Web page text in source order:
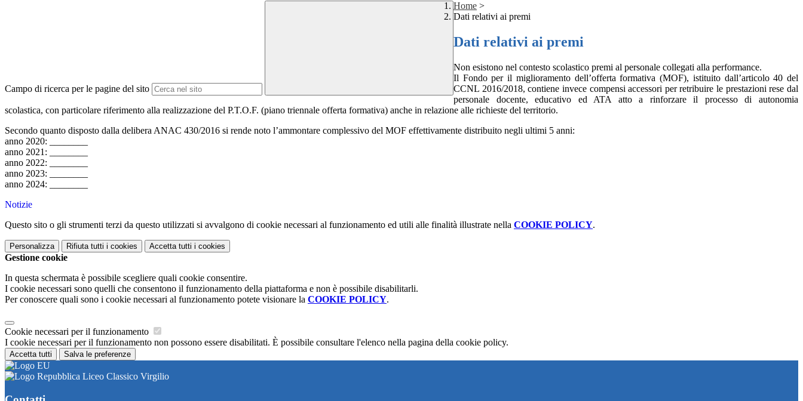
Campo di ricerca per le pagine del sito
Home >
Dati relativi ai premi
Dati relativi ai premi
Non esistono nel contesto scolastico premi al personale collegati alla performance.
Il Fondo per il miglioramento dell’offerta formativa (MOF), istituito dall’articolo 40 del
CCNL 2016/2018, contiene invece compensi accessori per retribuire le prestazioni rese dal
personale docente, educativo ed ATA atto a rinforzare il processo di autonomia
scolastica, con particolare riferimento alla realizzazione del P.T.O.F. (piano triennale offerta formativa) anche in relazione alle richieste del territorio.
Secondo quanto disposto dalla delibera ANAC 430/2016 si rende noto l’ammontare complessivo del MOF effettivamente distribuito negli ultimi 5 anni:
anno 2020: ________
anno 2021: ________
anno 2022: ________
anno 2023: ________
anno 2024: ________
Notizie
Questo sito o gli strumenti terzi da questo utilizzati si avvalgono di cookie necessari al funzionamento ed utili alle finalità illustrate nella COOKIE POLICY.
Personalizza Rifiuta tutti i cookies Accetta tutti i cookies
Gestione cookie
In questa schermata è possibile scegliere quali cookie consentire.
I cookie necessari sono quelli che consentono il funzionamento della piattaforma e non è possibile disabilitarli.
Per conoscere quali sono i cookie necessari al funzionamento potete visionare la COOKIE POLICY.
Cookie necessari per il funzionamento
I cookie necessari per il funzionamento non possono essere disabilitati. È possibile consultare l'elenco nella pagina della cookie policy.
Accetta tutti Salva le preferenze
Liceo Classico Virgilio